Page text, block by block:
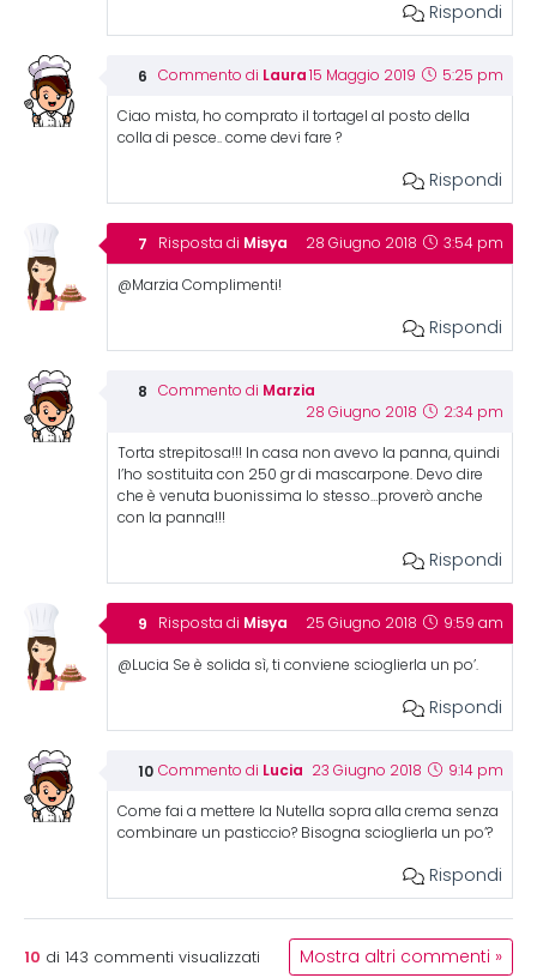
Rispondi
Commento di Laura 15 Maggio 2019 5:25 pm
Ciao mista, ho comprato il tortagel al posto della
colla di pesce.. come devi fare ?
Rispondi
Risposta di Misya 28 Giugno 2018 3:54 pm
@Marzia Complimenti!
Rispondi
Commento di Marzia
28 Giugno 2018 2:34 pm
Torta strepitosa!!! In casa non avevo la panna, quindi
l’ho sostituita con 250 gr di mascarpone. Devo dire
che è venuta buonissima lo stesso…proverò anche
con la panna!!!
Rispondi
Risposta di Misya 25 Giugno 2018 9:59 am
@Lucia Se è solida sì, ti conviene scioglierla un po’.
Rispondi
Commento di Lucia 23 Giugno 2018 9:14 pm
Come fai a mettere la Nutella sopra alla crema senza
combinare un pasticcio? Bisogna scioglierla un po’?
Rispondi
10 di 143 commenti visualizzati Mostra altri commenti »